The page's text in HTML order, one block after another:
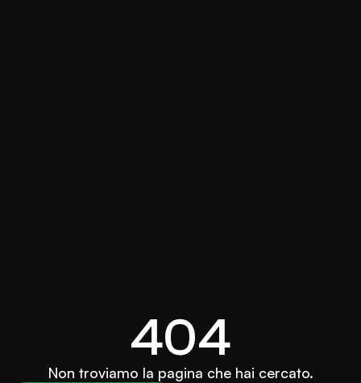
404
Non troviamo la pagina che hai cercato.